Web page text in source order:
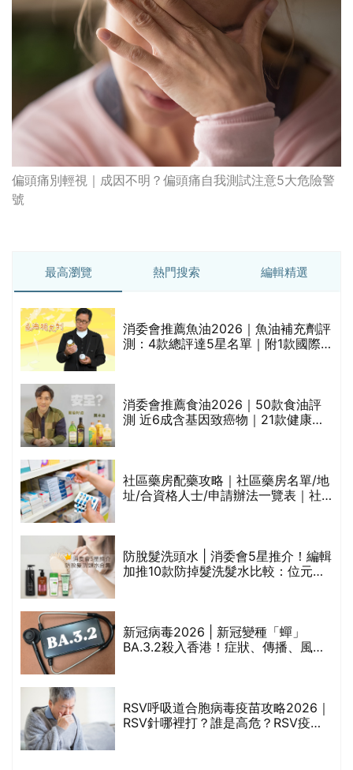
偏頭痛別輕視｜成因不明？偏頭痛自我測試注意5大危險警
號
最高瀏覽 熱門搜索 編輯精選
消委會推薦魚油2026｜魚油補充劑評
測：4款總評達5星名單｜附1款國際
消委會推薦食油2026｜50款食油評
測 近6成含基因致癌物｜21款健康煮
社區藥房配藥攻略｜社區藥房名單/地
址/合資格人士/申請辦法一覽表｜社
防脫髮洗頭水 | 消委會5星推介！編輯
加推10款防掉髮洗髮水比較：位元
新冠病毒2026 | 新冠變種「蟬」
BA.3.2殺入香港！症狀、傳播、風險
RSV呼吸道合胞病毒疫苗攻略2026｜
RSV針哪裡打？誰是高危？RSV疫苗